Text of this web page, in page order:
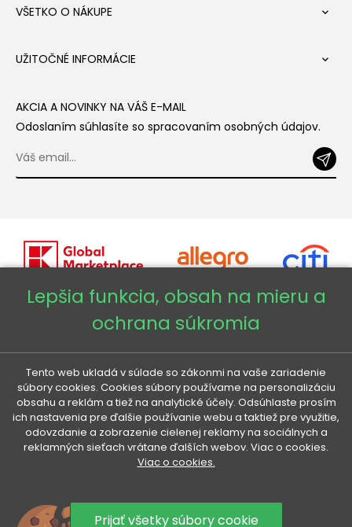
VŠETKO O NÁKUPE 
UŽITOČNÉ INFORMÁCIE 
AKCIA A NOVINKY NA VÁŠ E-MAIL
Odoslaním súhlasíte so spracovaním osobných údajov.
Copyright © 2026 - Veneti™
Veneti SK
Veneti CZ
Veneti DE
Lepšia funkcia, obsah na mieru a
ochrana súkromia
Tento web ukladá v súlade so zákonmi na vaše zariadenie
súbory cookies. Cookies súbory používame na personalizáciu
obsahu a reklám a tiež na analytické účely. Odsúhlaste prosím
ich nastavenia pre ďalšie používanie webu a taktiež pre využitie,
odovzdanie a zobrazenie cielenej reklamy na sociálnych a
reklamných sieťach vrátane ďalších webov. Viac o cookies.
Viac o cookies.
Prijať všetky súbory cookie